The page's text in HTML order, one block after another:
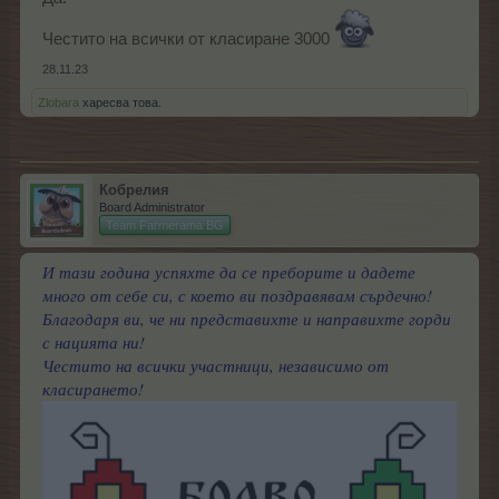
Честито на всички от класиране 3000
28.11.23
Zlobara харесва това.
Кобрелия
Board Administrator
Team Farmerama BG
И тази година успяхте да се преборите и дадете
много от себе си, с което ви поздравявам сърдечно!
Благодаря ви, че ни представихте и направихте горди
с нацията ни!
Честито на всички участници, независимо от
класирането!